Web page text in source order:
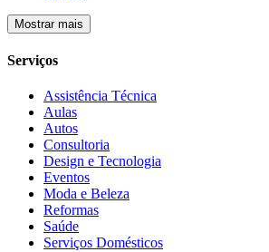
Mostrar mais
Serviços
Assistência Técnica
Aulas
Autos
Consultoria
Design e Tecnologia
Eventos
Moda e Beleza
Reformas
Saúde
Serviços Domésticos